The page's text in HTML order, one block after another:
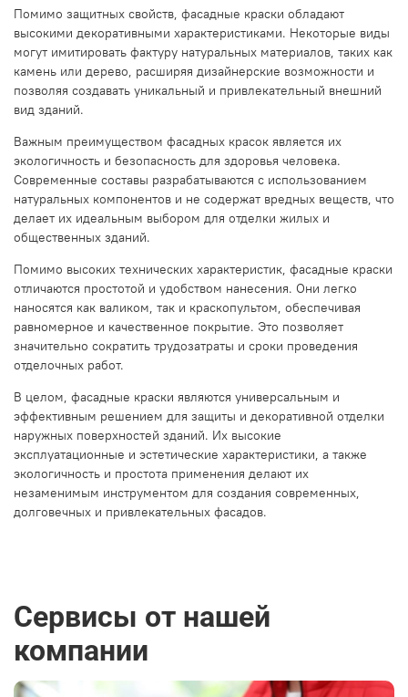
Помимо защитных свойств, фасадные краски обладают
высокими декоративными характеристиками. Некоторые виды
могут имитировать фактуру натуральных материалов, таких как
камень или дерево, расширяя дизайнерские возможности и
позволяя создавать уникальный и привлекательный внешний
вид зданий.
Важным преимуществом фасадных красок является их
экологичность и безопасность для здоровья человека.
Современные составы разрабатываются с использованием
натуральных компонентов и не содержат вредных веществ, что
делает их идеальным выбором для отделки жилых и
общественных зданий.
Помимо высоких технических характеристик, фасадные краски
отличаются простотой и удобством нанесения. Они легко
наносятся как валиком, так и краскопультом, обеспечивая
равномерное и качественное покрытие. Это позволяет
значительно сократить трудозатраты и сроки проведения
отделочных работ.
В целом, фасадные краски являются универсальным и
эффективным решением для защиты и декоративной отделки
наружных поверхностей зданий. Их высокие
эксплуатационные и эстетические характеристики, а также
экологичность и простота применения делают их
незаменимым инструментом для создания современных,
долговечных и привлекательных фасадов.
Сервисы от нашей
компании